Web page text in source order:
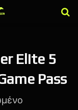
Elite 5
Pass